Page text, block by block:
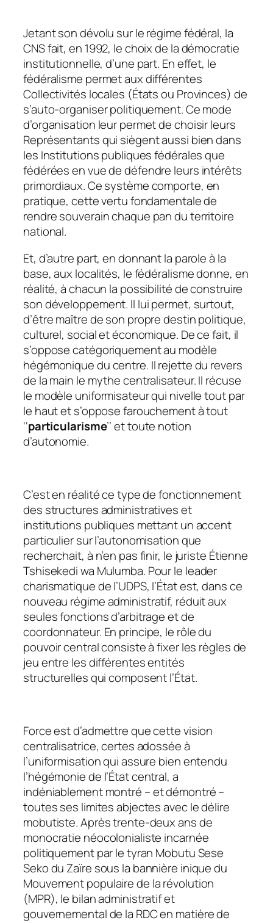
Jetant son dévolu sur le régime fédéral, la
CNS fait, en 1992, le choix de la démocratie
institutionnelle, d’une part. En effet, le
fédéralisme permet aux différentes
Collectivités locales (États ou Provinces) de
s’auto-organiser politiquement. Ce mode
d’organisation leur permet de choisir leurs
Représentants qui siègent aussi bien dans
les Institutions publiques fédérales que
fédérées en vue de défendre leurs intérêts
primordiaux. Ce système comporte, en
pratique, cette vertu fondamentale de
rendre souverain chaque pan du territoire
national.
Et, d’autre part, en donnant la parole à la
base, aux localités, le fédéralisme donne, en
réalité, à chacun la possibilité de construire
son développement. Il lui permet, surtout,
d’être maître de son propre destin politique,
culturel, social et économique. De ce fait, il
s’oppose catégoriquement au modèle
hégémonique du centre. Il rejette du revers
de la main le mythe centralisateur. Il récuse
le modèle uniformisateur qui nivelle tout par
le haut et s’oppose farouchement à tout
‘‘particularisme’’ et toute notion
d’autonomie.
C’est en réalité ce type de fonctionnement
des structures administratives et
institutions publiques mettant un accent
particulier sur l’autonomisation que
recherchait, à n’en pas finir, le juriste Étienne
Tshisekedi wa Mulumba. Pour le leader
charismatique de l’UDPS, l’État est, dans ce
nouveau régime administratif, réduit aux
seules fonctions d’arbitrage et de
coordonnateur. En principe, le rôle du
pouvoir central consiste à fixer les règles de
jeu entre les différentes entités
structurelles qui composent l’État.
Force est d’admettre que cette vision
centralisatrice, certes adossée à
l’uniformisation qui assure bien entendu
l’hégémonie de l’État central, a
indéniablement montré –et démontré–
toutes ses limites abjectes avec le délire
mobutiste. Après trente-deux ans de
monocratie néocolonialiste incarnée
politiquement par le tyran Mobutu Sese
Seko du Zaïre sous la bannière inique du
Mouvement populaire de la révolution
(MPR), le bilan administratif et
gouvernemental de la RDC en matière de